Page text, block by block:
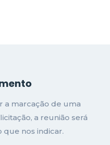
a marcação de uma
a reunião será
que nos indicar.